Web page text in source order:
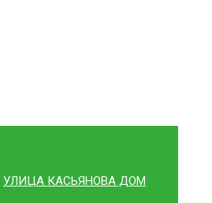
УЛИЦА КАСЬЯНОВА ДОМ